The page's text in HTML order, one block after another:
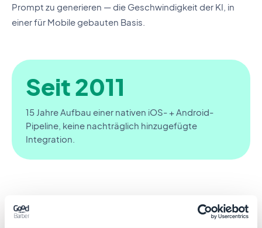
Prompt zu generieren — die Geschwindigkeit der KI, in
einer für Mobile gebauten Basis.
Seit 2011
15 Jahre Aufbau einer nativen iOS- + Android-
Pipeline, keine nachträglich hinzugefügte
Integration.